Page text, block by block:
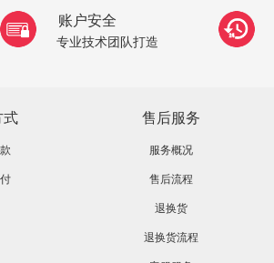
账户安全
专业技术团队打造
式 售后服务
服务概况
售后流程
退换货
退换货流程